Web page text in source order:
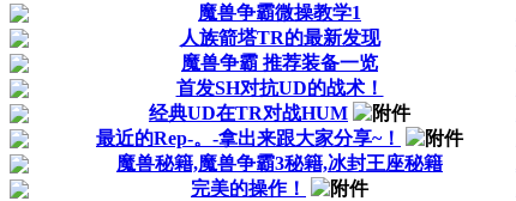
魔兽争霸微操教学1
人族箭塔TR的最新发现
魔兽争霸 推荐装备一览
首发SH对抗UD的战术！
经典UD在TR对战HUM
最近的Rep-。-拿出来跟大家分享~！
魔兽秘籍,魔兽争霸3秘籍,冰封王座秘籍
完美的操作！